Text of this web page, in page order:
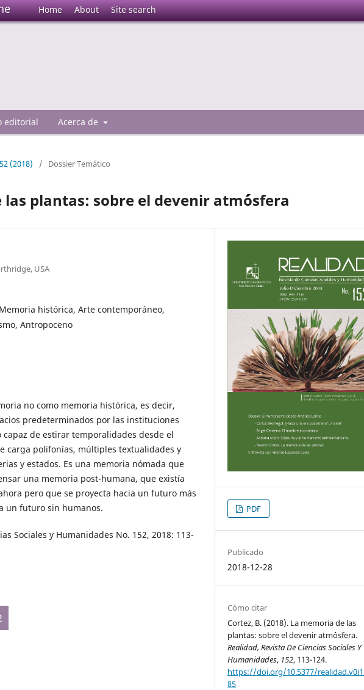
Home About Site search
editorial Acerca de
(2018) / Dossier Temático
plantas: sobre el devenir atm´ósfera
USA
histórica, Arte contemporáneo,
Antropoceno
no como memoria histórica, es decir,
predeterminados por las instituciones
capaz de estirar temporalidades desde el
carga polifonías, múltiples textualidades y
y estados. Es una memoria nómada que
una memoria post-humana, que existía
pero que se proyecta hacia un futuro más
un futuro sin humanos.
Sociales y Humanidades No. 152, 2018: 113-
PDF
Publicado
2018-12-28
Cómo citar
Cortez, B. (2018). La memoria de las
plantas: sobre el devenir atm´ósfera.
Realidad, Revista De Ciencias Sociales Y
Humanidades, 152, 113-124.
https://doi.org/10.5377/
85